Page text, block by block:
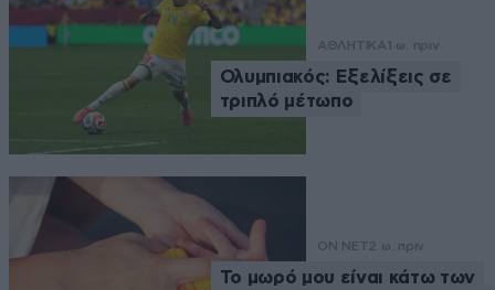
ΑΘΛΗΤΙΚΑ 1 ω. πριν
Ολυμπιακός: Εξελίξεις σε
τριπλό μέτωπο
ON NET2 ω. πριν
Το μωρό μου είναι κάτω των